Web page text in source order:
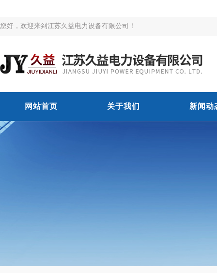
您好，欢迎来到江苏久益电力设备有限公司！
网站首页 关于我们 新闻动